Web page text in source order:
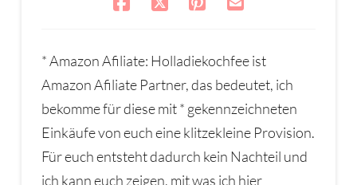
* Amazon Afiliate: Holladiekochfee ist
Amazon Afiliate Partner, das bedeutet, ich
bekomme für diese mit * gekennzeichneten
Einkäufe von euch eine klitzekleine Provision.
Für euch entsteht dadurch kein Nachteil und
ich kann euch zeigen, mit was ich hier